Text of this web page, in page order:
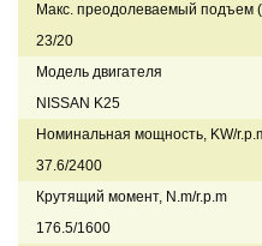
Макс. преодолеваемый подъем
23/20
Модель двигателя
NISSAN K25
Номинальная мощность, KW/
37.6/2400
Крутящий момент, N.m/r.p.m
176.5/1600